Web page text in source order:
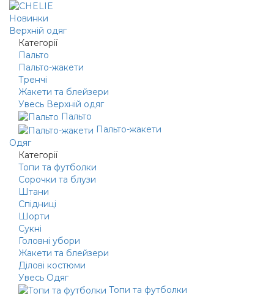
Новинки
Верхній одяг
Категорії
Пальто
Пальто-жакети
Тренчі
Жакети та блейзери
Увесь Верхній одяг
Пальто
Пальто-жакети
Одяг
Категорії
Топи та футболки
Сорочки та блузи
Штани
Спідниці
Шорти
Сукні
Головні убори
Жакети та блейзери
Ділові костюми
Увесь Одяг
Топи та футболки